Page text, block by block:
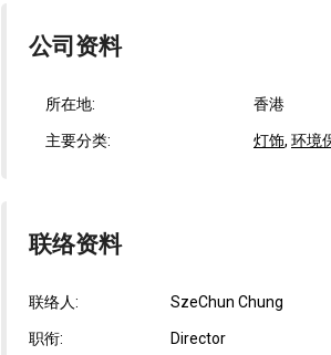
公司资料
所在地: 香港
主要分类: 灯饰, 环境
联络资料
联络人: SzeChun Chung
职衔: Director